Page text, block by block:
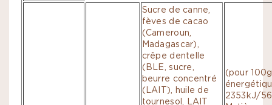
Sucre de canne,
fèves de cacao
(Cameroun,
Madagascar),
crêpe dentelle
(BLE, sucre,
beurre concentré
(LAIT), huile de
tournesol, LAIT
(pour
2353kJ/